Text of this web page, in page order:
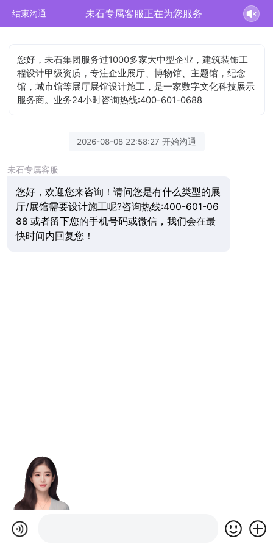
结束沟通 未石专属客服正在为您服务
您好，未石集团服务过1000多家大中型企业，建筑装饰工
程设计甲级资质，专注企业展厅、博物馆、主题馆，纪念
馆，城市馆等展厅展馆设计施工，是一家数字文化科技展示
服务商。业务24小时咨询热线:400-601-0688
2026-08-08 22:58:27 开始沟通
未石专属客服
您好，欢迎您来咨询！请问您是有什么类型的展
厅/展馆需要设计施工呢?咨询热线:400-601-06
88 或者留下您的手机号码或微信，我们会在最
快时间内回复您！